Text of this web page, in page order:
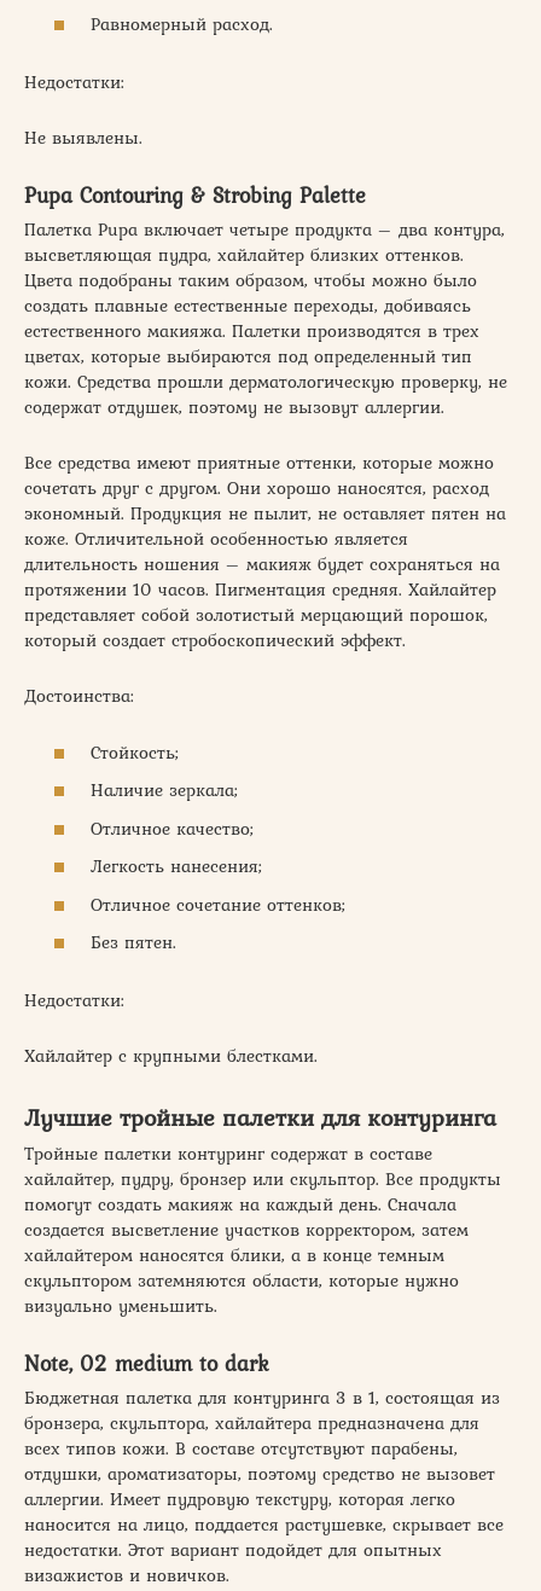
Равномерный расход.
Недостатки:
Не выявлены.
Pupa Contouring & Strobing Palette
Палетка Pupa включает четыре продукта – два контура,
высветляющая пудра, хайлайтер близких оттенков.
Цвета подобраны таким образом, чтобы можно было
создать плавные естественные переходы, добиваясь
естественного макияжа. Палетки производятся в трех
цветах, которые выбираются под определенный тип
кожи. Средства прошли дерматологическую проверку, не
содержат отдушек, поэтому не вызовут аллергии.
Все средства имеют приятные оттенки, которые можно
сочетать друг с другом. Они хорошо наносятся, расход
экономный. Продукция не пылит, не оставляет пятен на
коже. Отличительной особенностью является
длительность ношения – макияж будет сохраняться на
протяжении 10 часов. Пигментация средняя. Хайлайтер
представляет собой золотистый мерцающий порошок,
который создает стробоскопический эффект.
Достоинства:
Стойкость;
Наличие зеркала;
Отличное качество;
Легкость нанесения;
Отличное сочетание оттенков;
Без пятен.
Недостатки:
Хайлайтер с крупными блестками.
Лучшие тройные палетки для контуринга
Тройные палетки контуринг содержат в составе
хайлайтер, пудру, бронзер или скульптор. Все продукты
помогут создать макияж на каждый день. Сначала
создается высветление участков корректором, затем
хайлайтером наносятся блики, а в конце темным
скульптором затемняются области, которые нужно
визуально уменьшить.
Note, 02 medium to dark
Бюджетная палетка для контуринга 3 в 1, состоящая из
бронзера, скульптора, хайлайтера предназначена для
всех типов кожи. В составе отсутствуют парабены,
отдушки, ароматизаторы, поэтому средство не вызовет
аллергии. Имеет пудровую текстуру, которая легко
наносится на лицо, поддается растушевке, скрывает все
недостатки. Этот вариант подойдет для опытных
визажистов и новичков.